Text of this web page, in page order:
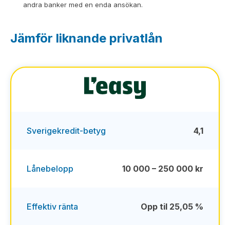
andra banker med en enda ansökan.
Jämför liknande privatlån
Sverigekredit-betyg 4,1
Lånebelopp 10 000 – 250 000 kr
Effektiv ränta Opp til 25,05 %